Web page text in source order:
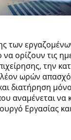
των
να ορίζουν τις
την
ωρών
διατήρηση
αναμένεται να
Εργασίας